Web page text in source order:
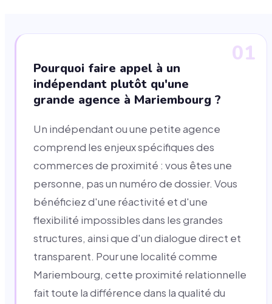
01
Pourquoi faire appel à un
indépendant plutôt qu'une
grande agence à Mariembourg ?
Un indépendant ou une petite agence
comprend les enjeux spécifiques des
commerces de proximité : vous êtes une
personne, pas un numéro de dossier. Vous
bénéficiez d'une réactivité et d'une
flexibilité impossibles dans les grandes
structures, ainsi que d'un dialogue direct et
transparent. Pour une localité comme
Mariembourg, cette proximité relationnelle
fait toute la différence dans la qualité du